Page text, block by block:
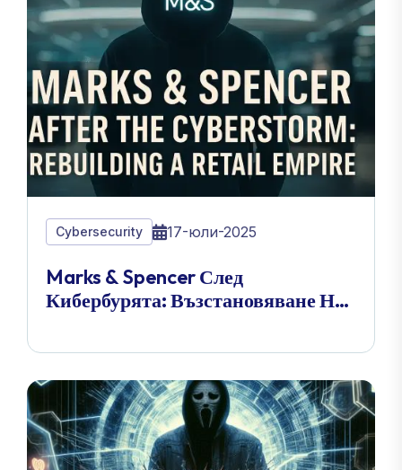
Cybersecurity 17-юли-2025
Marks & Spencer След
Кибербурята: Възстановяване На